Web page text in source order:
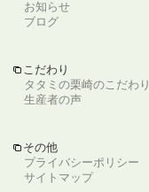
お知らせ
ブログ
tabs こだわり
タタミの栗崎のこだわり
生産者の声
tabs その他
プライバシーポリシー
サイトマップ